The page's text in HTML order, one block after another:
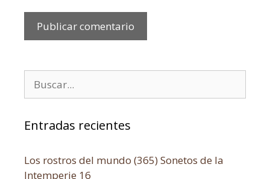
Entradas recientes
Los rostros del mundo (365) Sonetos de la
Intemperie 16